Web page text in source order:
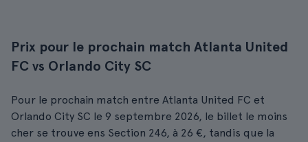
Prix pour le prochain match Atlanta United
FC vs Orlando City SC
Pour le prochain match entre Atlanta United FC et
Orlando City SC le 9 septembre 2026, le billet le moins
cher se trouve ens Section 246, à 26 €, tandis que la